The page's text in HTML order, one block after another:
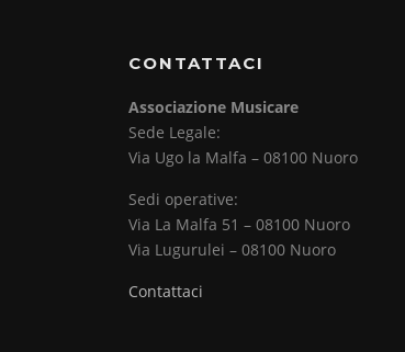
CONTATTACI
Associazione Musicare
Sede Legale:
Via Ugo la Malfa – 08100 Nuoro
Sedi operative:
Via La Malfa 51 – 08100 Nuoro
Via Lugurulei – 08100 Nuoro
Contattaci